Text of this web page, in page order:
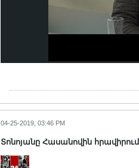
04-25-2019, 03:46 PM
Տոնոյանը Հասանովին